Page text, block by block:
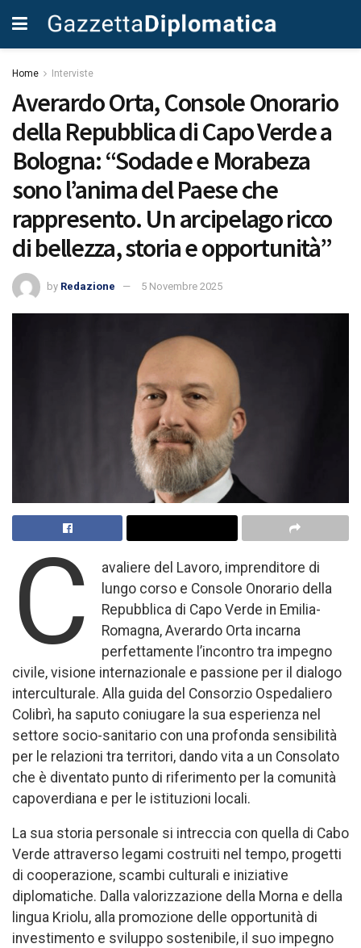
Home Interviste
Averardo Orta, Console Onorario
della Repubblica di Capo Verde a
Bologna: “Sodade e Morabeza
sono l’anima del Paese che
rappresento. Un arcipelago ricco
di bellezza, storia e opportunità”
by Redazione 5 Novembre 2025
C
avaliere del Lavoro, imprenditore di
lungo corso e Console Onorario della
Repubblica di Capo Verde in Emilia-
Romagna, Averardo Orta incarna
perfettamente l’incontro tra impegno
civile, visione internazionale e passione per il dialogo
interculturale. Alla guida del Consorzio Ospedaliero
Colibrì, ha saputo coniugare la sua esperienza nel
settore socio-sanitario con una profonda sensibilità
per le relazioni tra territori, dando vita a un Consolato
che è diventato punto di riferimento per la comunità
capoverdiana e per le istituzioni locali.
La sua storia personale si intreccia con quella di Cabo
Verde attraverso legami costruiti nel tempo, progetti
di cooperazione, scambi culturali e iniziative
diplomatiche. Dalla valorizzazione della Morna e della
lingua Kriolu, alla promozione delle opportunità di
investimento e sviluppo sostenibile, il suo impegno